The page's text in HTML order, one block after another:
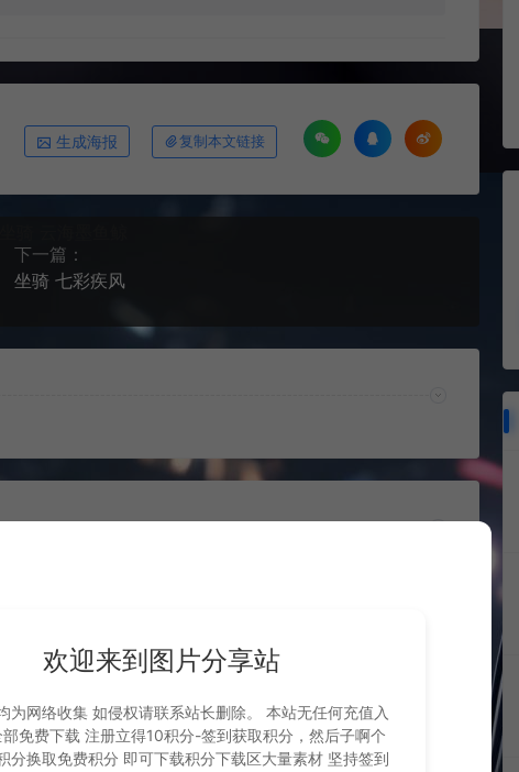
生成海报 复制本文链接
下一篇：
坐骑 七彩疾风
坐骑 火凤 坐骑 凤舞九天
欢迎来到图片分享站
为网络收集 如侵权请联系站长删除。 本站无任何充值入
免费下载 注册立得10积分-签到获取积分，然后子啊个
分换取免费积分 即可下载积分下载区大量素材 坚持签到